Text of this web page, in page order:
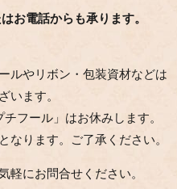
お電話からも承ります。
ルやリボン・包装資材などは
います。
フール」はお休みします。
なります。ご了承ください。
軽にお問合せください。